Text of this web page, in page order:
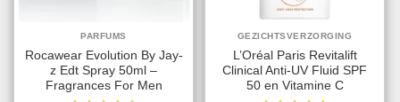
PARFUMS
Rocawear Evolution By Jay-
z Edt Spray 50ml –
Fragrances For Men
GEZICHTSVERZORGING
L’Oréal Paris Revitalift
Clinical Anti-UV Fluid SPF
50 en Vitamine C